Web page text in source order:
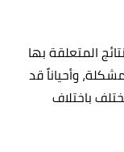
المتعلقة بها
وأحياناً قد
باختلاف